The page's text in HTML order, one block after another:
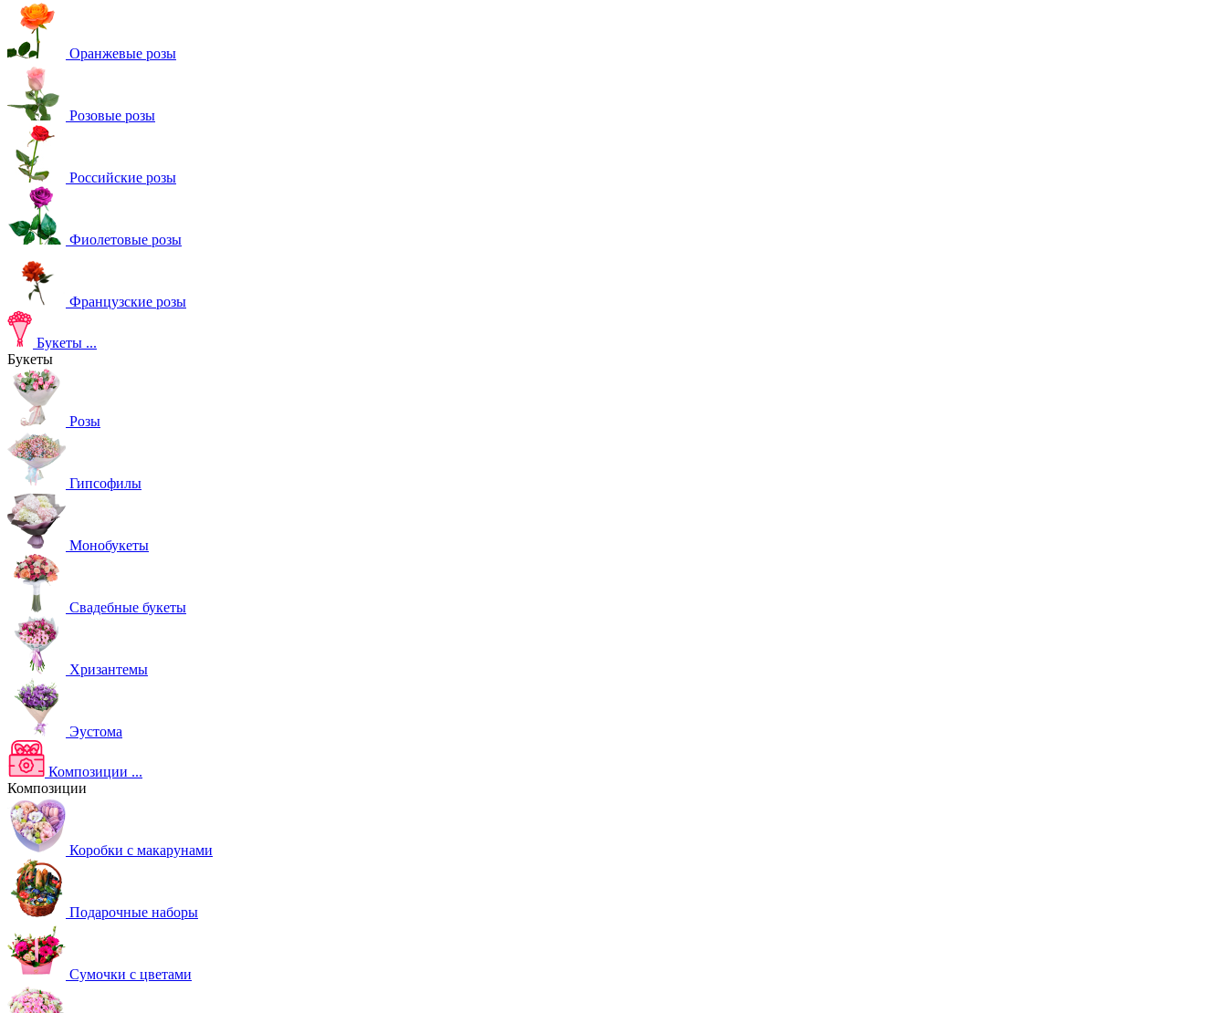
Оранжевые розы
Розовые розы
Российские розы
Фиолетовые розы
Французские розы
Букеты ...
Букеты
Розы
Гипсофилы
Монобукеты
Свадебные букеты
Хризантемы
Эустома
Композиции ...
Композиции
Коробки с макарунами
Подарочные наборы
Сумочки с цветами